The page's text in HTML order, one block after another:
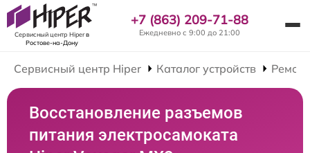
Сервисный центр Hiperв
Ростове-на-Дону
+7 (863) 209-71-88
Ежедневно с 9:00 до 21:00
Сервисный центр Hiper Каталог устройств
Восстановление разъемов
питания электросамоката